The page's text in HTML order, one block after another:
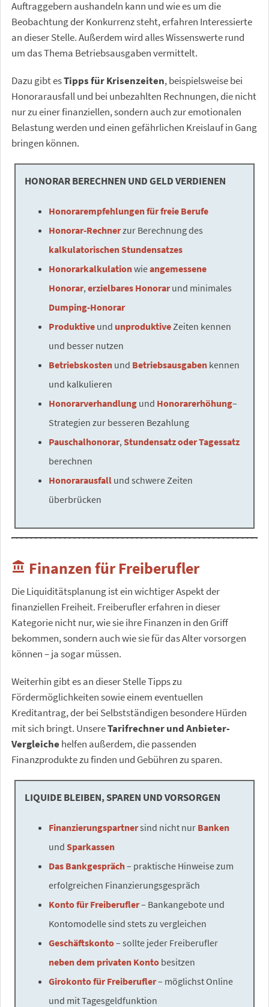
Auftraggebern aushandeln kann und wie es um die
Beobachtung der Konkurrenz steht, erfahren Interessierte
an dieser Stelle. Außerdem wird alles Wissenswerte rund
um das Thema Betriebsausgaben vermittelt.
Dazu gibt esTipps für Krisenzeiten, beispielsweise bei
Honorarausfall und bei unbezahlten Rechnungen, die nicht
nur zu einer finanziellen, sondern auch zur emotionalen
Belastung werden und einen gefährlichen Kreislauf in Gang
bringen können.
HONORAR BERECHNEN UND GELD VERDIENEN
Honorarempfehlungen für freie Berufe
Honorar-Rechnerzur Berechnung des
kalkulatorischen Stundensatzes
Honorarkalkulationwieangemessene
Honorar, erzielbares Honorarund minimales
Dumping-Honorar
Produktive und unproduktive Zeiten kennen
und besser nutzen
Betriebskosten und Betriebsausgaben kennen
und kalkulieren
Honorarverhandlung und Honorarerhöhung–
Strategien zur besseren Bezahlung
Pauschalhonorar, Stundensatz oder Tagessatz
berechnen
Honorarausfall und schwere Zeiten
überbrücken
account_balance Finanzen für Freiberufler
Die Liquiditätsplanung ist ein wichtiger Aspekt der
finanziellen Freiheit. Freiberufler erfahren in dieser
Kategorie nicht nur, wie sie ihre Finanzen in den Griff
bekommen, sondern auch wie sie für das Alter vorsorgen
können – ja sogar müssen.
Weiterhin gibt es an dieser Stelle Tipps zu
Fördermöglichkeiten sowie einem eventuellen
Kreditantrag, der bei Selbstständigen besondere Hürden
mit sich bringt. UnsereTarifrechner und Anbieter-
Vergleichehelfen außerdem, die passenden
Finanzprodukte zu finden und Gebühren zu sparen.
LIQUIDE BLEIBEN, SPAREN UND VORSORGEN
Finanzierungspartnersind nicht nur Banken
und Sparkassen
Das Bankgespräch– praktische Hinweise zum
erfolgreichen Finanzierungsgespräch
Konto für Freiberufler– Bankangebote und
Kontomodelle sind stets zu vergleichen
Geschäftskonto– sollte jeder Freiberufler
neben dem privaten Konto besitzen
Girokonto für Freiberufler– möglichst Online
und mit Tagesgeldfunktion